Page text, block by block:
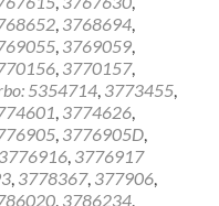
, 3768694,
, 3769059,
, 3770157,
5354714, 3773455,
, 3774626,
, 3776905D,
3776916, 3776917
, 3778367, 377906,
, 3786234,